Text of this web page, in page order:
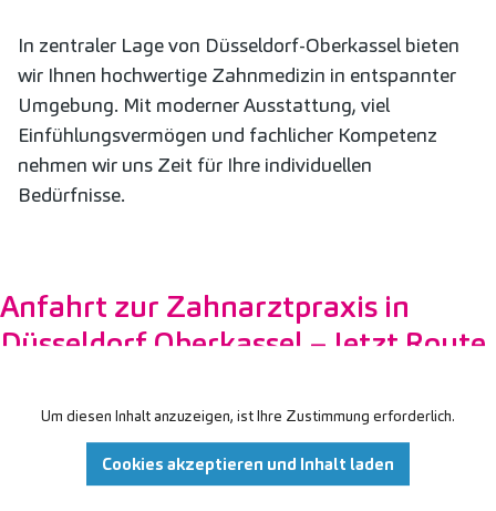
In zentraler Lage von Düsseldorf-Oberkassel bieten
wir Ihnen hochwertige Zahnmedizin in entspannter
Umgebung. Mit moderner Ausstattung, viel
Einfühlungsvermögen und fachlicher Kompetenz
nehmen wir uns Zeit für Ihre individuellen
Bedürfnisse.
Anfahrt zur Zahnarztpraxis in
Düsseldorf Oberkassel – Jetzt Route
hervorragend an den ÖPNV (U-Bahn, Bus) angebunden.
Parkmöglichkeiten finden Sie in der Nähe, und auch
Um diesen Inhalt anzuzeigen, ist Ihre Zustimmung erforderlich.
Cookies akzeptieren und Inhalt laden